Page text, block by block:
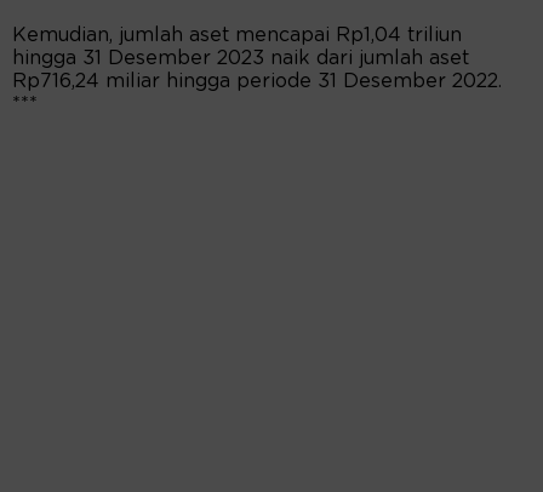
Kemudian, jumlah aset mencapai Rp1,04 triliun
hingga 31 Desember 2023 naik dari jumlah aset
Rp716,24 miliar hingga periode 31 Desember 2022.
***